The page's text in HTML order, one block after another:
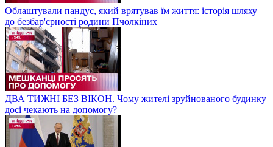
Облаштували пандус, який врятував їм життя: історія шляху
до безбар'єрності родини Пчолкіних
ДВА ТИЖНІ БЕЗ ВІКОН. Чому жителі зруйнованого будинку
досі чекають на допомогу?